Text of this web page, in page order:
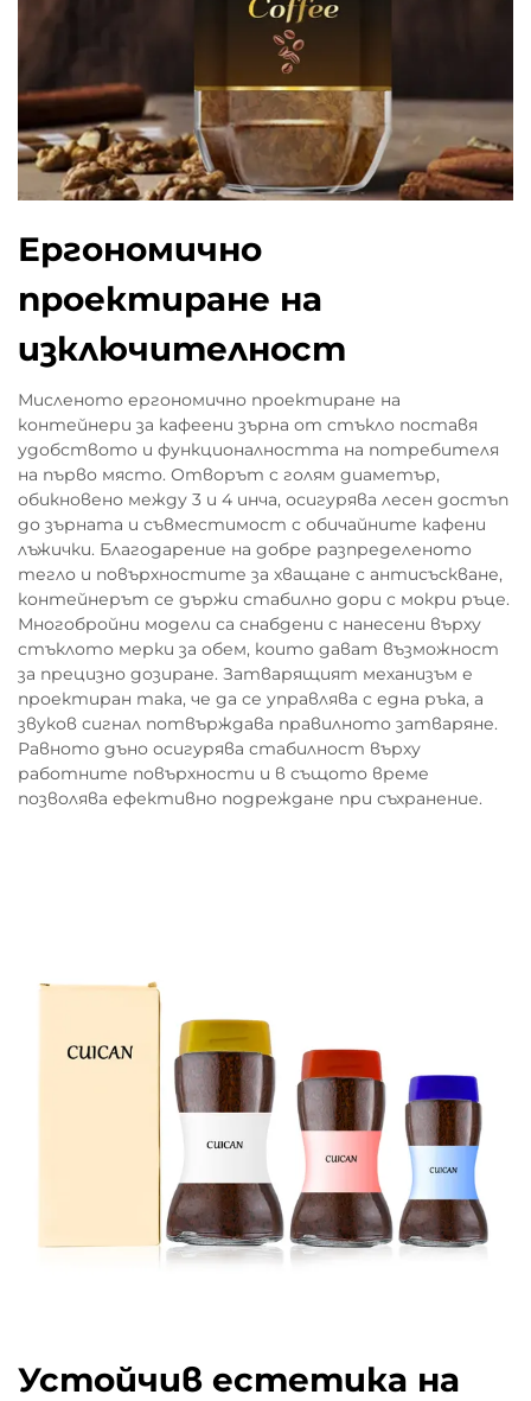
Ергономично
проектиране на
изключителност
Мисленото ергономично проектиране на
контейнери за кафеени зърна от стъкло поставя
удобството и функционалността на потребителя
на първо място. Отворът с голям диаметър,
обикновено между 3 и 4 инча, осигурява лесен достъп
до зърната и съвместимост с обичайните кафени
лъжички. Благодарение на добре разпределеното
тегло и повърхностите за хващане с антисъскване,
контейнерът се държи стабилно дори с мокри ръце.
Многобройни модели са снабдени с нанесени върху
стъклото мерки за обем, които дават възможност
за прецизно дозиране. Затварящият механизъм е
проектиран така, че да се управлява с една ръка, а
звуков сигнал потвърждава правилното затваряне.
Равното дъно осигурява стабилност върху
работните повърхности и в същото време
позволява ефективно подреждане при съхранение.
Устойчив естетика на